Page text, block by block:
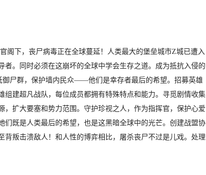
阁下，丧尸病毒正在全球蔓延！人类最大的堡垒城市Z城已遭入
。同时必须在这崩坏的全球中学会生存之道。成为抵抗入侵的
尸群，保护墙内民众——他们是幸存者最后的希望。招募英雄
建超凡战队，每位成员都拥有特殊特点和能力。寻觅剧情收集
扩大要塞和势力范围。守护珍视之人，作为指挥官，保护心爱
既是人类最后的希望，也是这黑暗全球中的光芒。创建战盟协
叛击溃敌人！和人性的博弈相比，屠杀丧尸不过是儿戏。处理